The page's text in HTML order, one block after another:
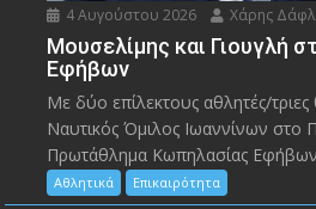
4 Αυγούστου 2026 Χάρης
Μουσελίμης και Γιουγλή
Εφήβων
Mε δύο επίλεκτους αθλητές/
Ναυτικός Όμιλος Ιωαννίνων στο
Πρωτάθλημα Κωπηλασίας
Αθλητικά Επικαιρότητα